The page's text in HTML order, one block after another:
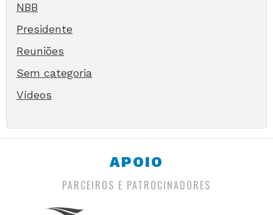
NBB
Presidente
Reuniões
Sem categoria
Vídeos
APOIO
PARCEIROS E PATROCINADORES